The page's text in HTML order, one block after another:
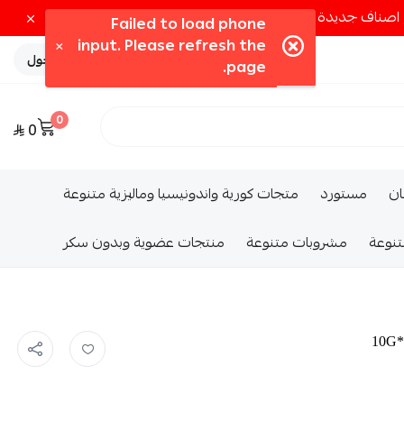
تسجيل الدخول
0
0
مستورد
متجات كورية واندونيسيا وماليزية متنوعة
مشروبات متنوعة منتجات عضوية وبدون سكر